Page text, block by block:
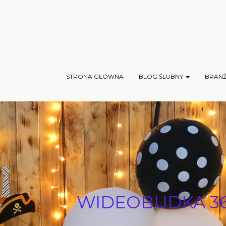
STRONA GŁÓWNA BLOG ŚLUBNY
WIDEOBUDKA